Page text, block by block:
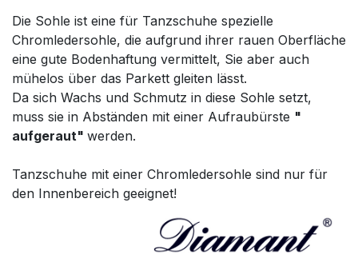
Die Sohle ist eine für Tanzschuhe spezielle
Chromledersohle, die aufgrund ihrer rauen Oberfläche
eine gute Bodenhaftung vermittelt, Sie aber auch
mühelos über das Parkett gleiten lässt.
Da sich Wachs und Schmutz in diese Sohle setzt,
muss sie in Abständen mit einer Aufraubürste "
aufgeraut" werden.
Tanzschuhe mit einer Chromledersohle sind nur für
den Innenbereich geeignet!